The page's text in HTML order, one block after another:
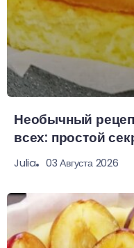
Необычный
всех: простой
Julia 03 Августа 2026